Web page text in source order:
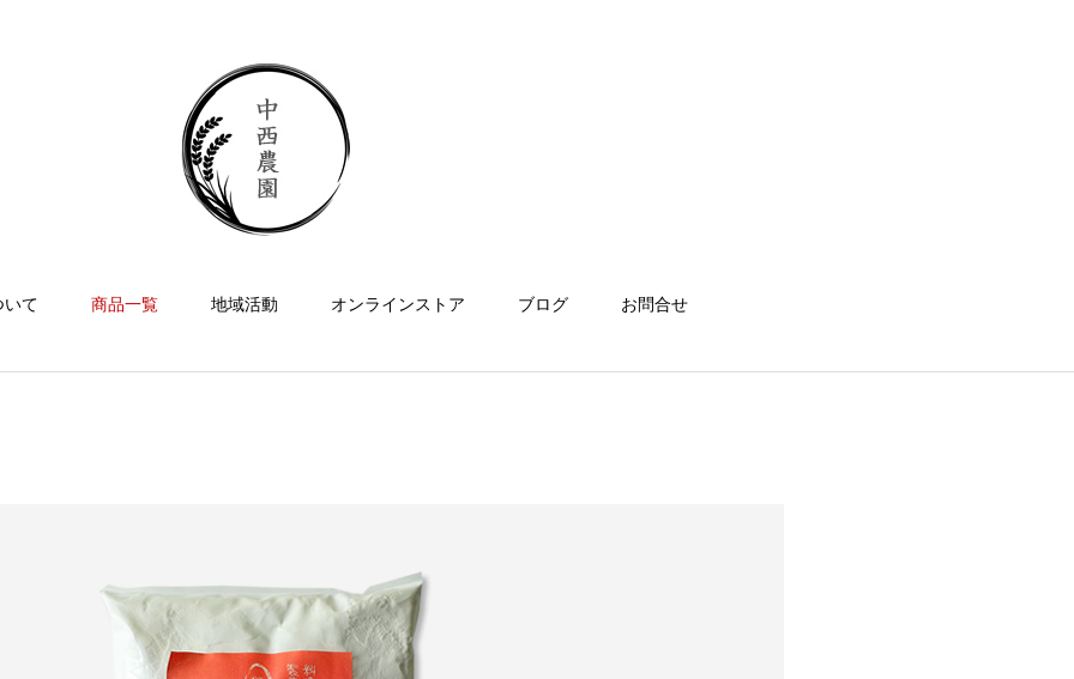
いて 商品一覧 地域活動 オンラインストア ブログ お問合せ